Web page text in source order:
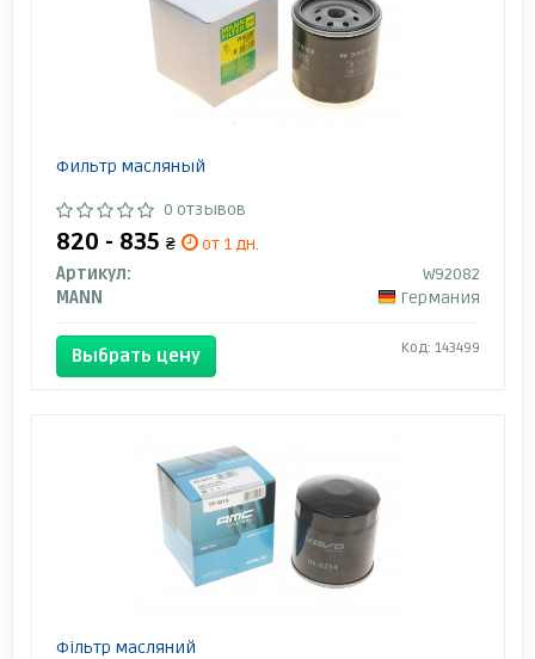
Фильтр масляный
0 отзывов
820 - 835 ₴
от 1 дн.
Артикул:
W92082
MANN
Германия
Выбрать цену Код: 143499
Фільтр масляний